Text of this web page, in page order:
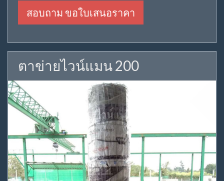
สอบถาม ขอใบเสนอราคา
ตาข่ายไวน์แมน 200